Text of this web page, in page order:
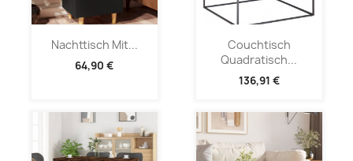
Nachttisch Mit...
64,90 €
Couchtisch
Quadratisch...
136,91 €